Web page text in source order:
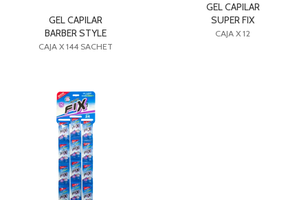
GEL CAPILAR
BARBER STYLE
CAJA X 144 SACHET
GEL CAPILAR
SUPER FIX
CAJA X 12